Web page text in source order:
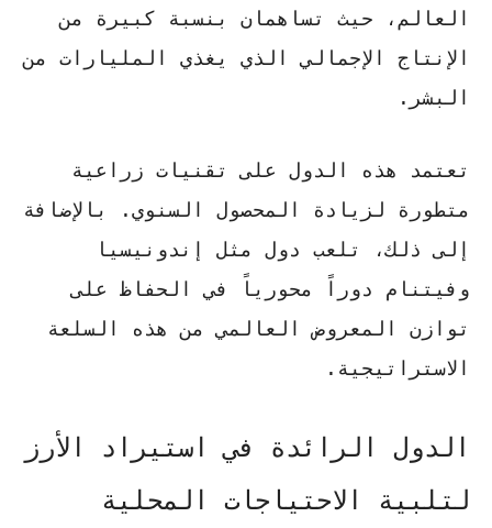
العالم، حيث تساهمان بنسبة كبيرة من
الإنتاج الإجمالي الذي يغذي المليارات من
البشر.
تعتمد هذه الدول على تقنيات زراعية
متطورة لزيادة المحصول السنوي. بالإضافة
إلى ذلك، تلعب دول مثل إندونيسيا
وفيتنام دوراً محورياً في الحفاظ على
توازن المعروض العالمي من هذه السلعة
الاستراتيجية.
الدول الرائدة في استيراد الأرز
لتلبية الاحتياجات المحلية